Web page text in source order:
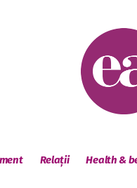
Relații Health &